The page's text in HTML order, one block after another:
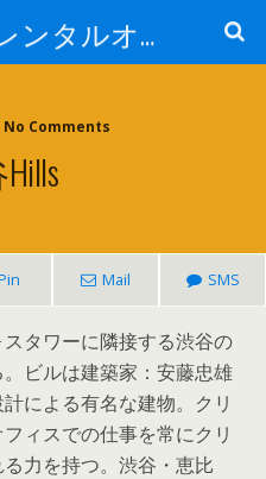
杉並区のSOHOレンタルオフィスTrees西荻
No Comments
Mail SMS
タワーに隣接する渋谷の
ビルは建築家：安藤忠雄
による有名な建物。クリ
ィスでの仕事を常にクリ
力を持つ。渋谷・恵比